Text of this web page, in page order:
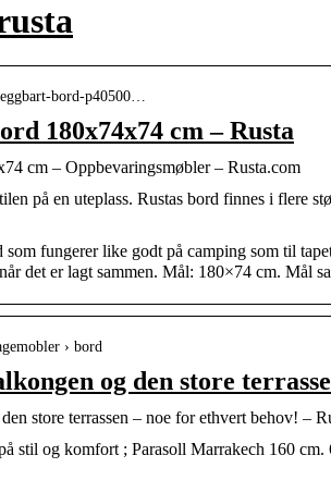
bord-p40500…
180x74x74 cm – Rusta
cm – Oppbevaringsmøbler – Rusta.com
på en uteplass. Rustas bord finnes i flere
fungerer like godt på camping som til
det er lagt sammen. Mål: 180×74 cm. Mål
› bord
og den store
store terrassen – noe for ethvert behov! –
stil og komfort ; Parasoll Marrakech 160